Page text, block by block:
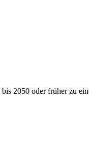
2050 oder früher zu